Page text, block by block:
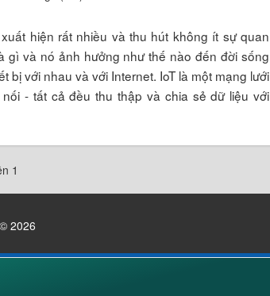
hiện rất nhiều và thu hút không ít sự quan
gì và nó ảnh hưởng như thế nào đến đời sống
bị với nhau và với Internet. IoT là một mạng lưới
- tất cả đều thu thập và chia sẻ dữ liệu với
1
© 2026